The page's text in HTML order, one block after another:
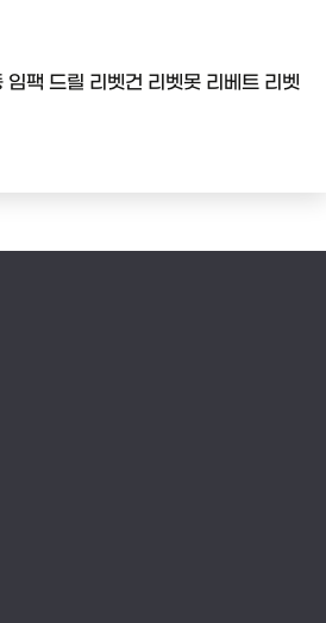
임팩 드릴 리벳건 리벳못 리베트 리벳